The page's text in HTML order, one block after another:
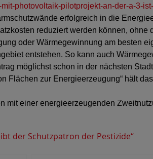
photovoltaik-pilotprojekt-an-der-a-3-
erfolgreich in die
reduziert werden können, ohne
oder Wärmegewinnung am besten
entstehen. So kann auch
möglichst schon in der nächsten
Flächen zur Energieerzeugung“ hält
mit einer energieerzeugenden
der Schutzpatron der Pestizide“